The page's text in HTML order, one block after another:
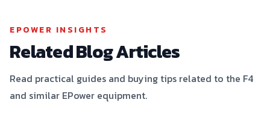
EPOWER INSIGHTS
Related Blog Articles
Read practical guides and buying tips related to the F4
and similar EPower equipment.